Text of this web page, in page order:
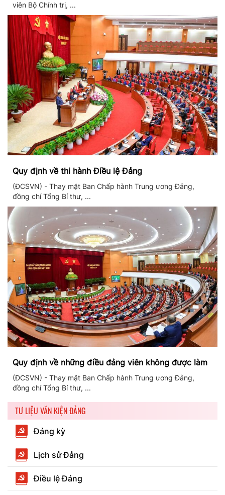
viên Bộ Chính trị, ...
Quy định về thi hành Điều lệ Đảng
(ĐCSVN) - Thay mặt Ban Chấp hành Trung ương Đảng,
đồng chí Tổng Bí thư, ...
Quy định về những điều đảng viên không được làm
(ĐCSVN) - Thay mặt Ban Chấp hành Trung ương Đảng,
đồng chí Tổng Bí thư, ...
TƯ LIỆU VĂN KIỆN ĐẢNG
Đảng kỳ
Lịch sử Đảng
Điều lệ Đảng